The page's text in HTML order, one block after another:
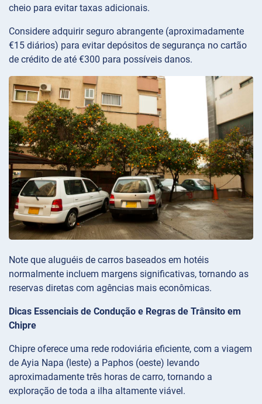
cheio para evitar taxas adicionais.
Considere adquirir seguro abrangente (aproximadamente
€15 diários) para evitar depósitos de segurança no cartão
de crédito de até €300 para possíveis danos.
Note que aluguéis de carros baseados em hotéis
normalmente incluem margens significativas, tornando as
reservas diretas com agências mais econômicas.
Dicas Essenciais de Condução e Regras de Trânsito em
Chipre
Chipre oferece uma rede rodoviária eficiente, com a viagem
de Ayia Napa (leste) a Paphos (oeste) levando
aproximadamente três horas de carro, tornando a
exploração de toda a ilha altamente viável.